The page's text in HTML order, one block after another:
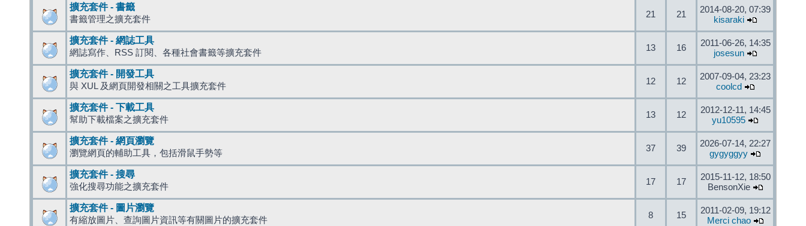
擴充套件 - 書籤
書籤管理之擴充套件 21 21
2014-08-20, 07:39
kisaraki
擴充套件 - 網誌工具
網誌寫作、RSS 訂閱、各種社會書籤等擴充套件 13 16
2011-06-26, 14:35
josesun
擴充套件 - 開發工具
與 XUL 及網頁開發相關之工具擴充套件 12 12
2007-09-04, 23:23
coolcd
擴充套件 - 下載工具
幫助下載檔案之擴充套件 13 12
2012-12-11, 14:45
yu10595
擴充套件 - 網頁瀏覽
瀏覽網頁的輔助工具，包括滑鼠手勢等 37 39
2026-07-14, 22:27
gygyggyy
擴充套件 - 搜尋
強化搜尋功能之擴充套件 17 17
2015-11-12, 18:50
BensonXie
擴充套件 - 圖片瀏覽
有縮放圖片、查詢圖片資訊等有關圖片的擴充套件 8 15
2011-02-09, 19:12
Merci chao